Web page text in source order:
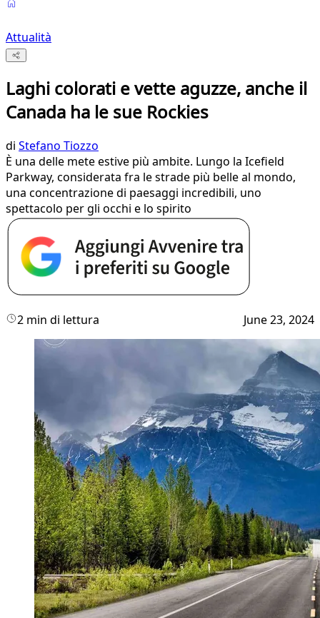
Attualità
Laghi colorati e vette aguzze, anche il
Canada ha le sue Rockies
di Stefano Tiozzo
È una delle mete estive più ambite. Lungo la Icefield
Parkway, considerata fra le strade più belle al mondo,
una concentrazione di paesaggi incredibili, uno
spettacolo per gli occhi e lo spirito
2 min di lettura June 23, 2024